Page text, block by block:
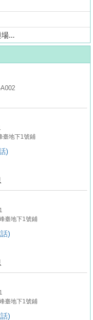
...
臺地下1號鋪
)
臺地下1號鋪
)
臺地下1號鋪
)